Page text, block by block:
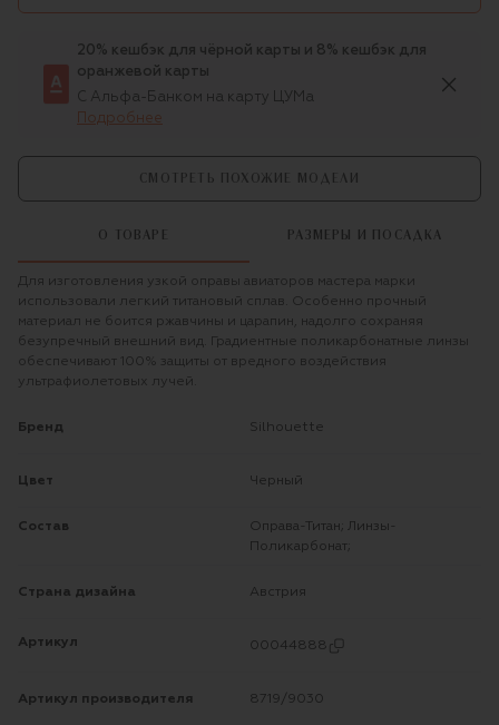
20% кешбэк для чёрной карты и 8% кешбэк для
оранжевой карты
С Альфа-Банком на карту ЦУМа
Подробнее
СМОТРЕТЬ ПОХОЖИЕ МОДЕЛИ
О ТОВАРЕ РАЗМЕРЫ И ПОСАДКА
Для изготовления узкой оправы авиаторов мастера марки
использовали легкий титановый сплав. Особенно прочный
материал не боится ржавчины и царапин, надолго сохраняя
безупречный внешний вид. Градиентные поликарбонатные линзы
обеспечивают 100% защиты от вредного воздействия
ультрафиолетовых лучей.
Бренд Silhouette
Цвет Черный
Состав
Оправа-Титан; Линзы-
Поликарбонат;
Страна дизайна Австрия
Артикул 00044888
Артикул производителя 8719/9030